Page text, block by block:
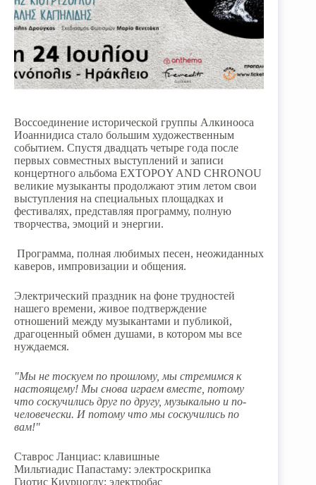
Воссоединение исторической группы Алкинооса
Иоаннидиса стало большим художественным
событием. Спустя двадцать четыре года после
первых совместных выступлений и записи
концертного альбома EXTOPOY AND CHRONOU
великие музыканты продолжают этим летом свои
выступления на специальных площадках и
фестивалях, представляя программу, полную
творчества, эмоций и энергии.
Программа, полная любимых песен, неожиданных
каверов, импровизации и общения.
Электрический праздник на фоне трудностей
нашего времени, живое подтверждение
отношений между музыкантами и публикой,
драгоценный обмен душами, в котором мы все
нуждаемся.
"Мы не тоскуем по прошлому, мы стремимся к
настоящему! Мы снова играем вместе, потому
что соскучились друг по другу, музыкально и по-
человечески. И потому что мы соскучились по
вам!"
Ставрос Ланциас: клавишные
Мильтиадис Папастаму: электроскрипка
Гиотис Киурцоглу: электробас